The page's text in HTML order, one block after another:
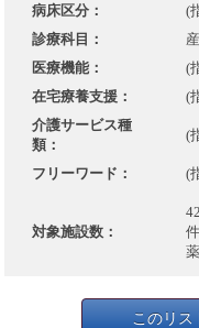
病床区分：
(
診療科目：
医療機能：
(
在宅療養支援：
(
介護サービス種
類：
(
フリーワード： (
対象施設数：
このリ